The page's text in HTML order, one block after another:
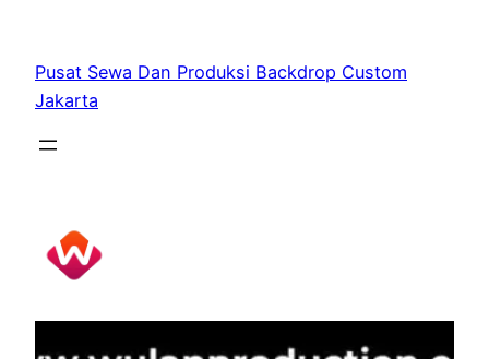
content
Pusat Sewa Dan Produksi Backdrop Custom
Jakarta